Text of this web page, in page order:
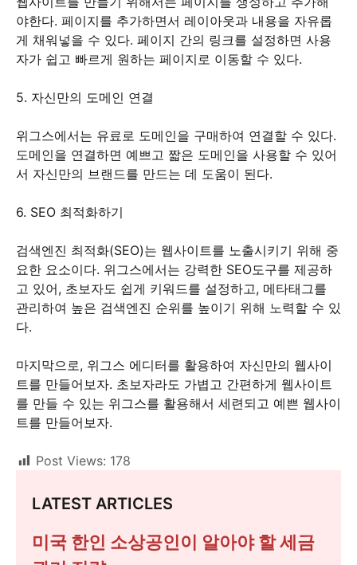
야한다. 페이지를 추가하면서 레이아웃과 내용을 자유롭
게 채워넣을 수 있다. 페이지 간의 링크를 설정하면 사용
자가 쉽고 빠르게 원하는 페이지로 이동할 수 있다.
5. 자신만의 도메인 연결
위그스에서는 유료로 도메인을 구매하여 연결할 수 있다.
도메인을 연결하면 예쁘고 짧은 도메인을 사용할 수 있어
서 자신만의 브랜드를 만드는 데 도움이 된다.
6. SEO 최적화하기
검색엔진 최적화(SEO)는 웹사이트를 노출시키기 위해 중
요한 요소이다. 위그스에서는 강력한 SEO도구를 제공하
고 있어, 초보자도 쉽게 키워드를 설정하고, 메타태그를
관리하여 높은 검색엔진 순위를 높이기 위해 노력할 수 있
다.
마지막으로, 위그스 에디터를 활용하여 자신만의 웹사이
트를 만들어보자. 초보자라도 가볍고 간편하게 웹사이트
를 만들 수 있는 위그스를 활용해서 세련되고 예쁜 웹사이
트를 만들어보자.
Post Views: 178
LATEST ARTICLES
미국 한인 소상공인이 알아야 할 세금